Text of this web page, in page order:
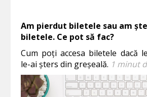
Selectează moneda
Am pierdut biletele sau am
biletele. Ce pot să fac?
Cum poți accesa biletele dacă
le-ai șters din greșeală. 1 minut